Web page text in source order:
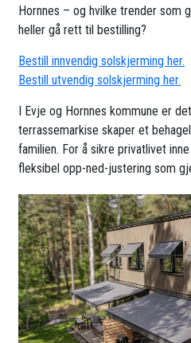
Hornnes – og hvilke trender som
heller gå rett til bestilling?
Bestill innvendig solskjerming her.
Bestill utvendig solskjerming her.
I Evje og Hornnes kommune er
terrassemarkise skaper et
familien. For å sikre privatlivet
fleksibel opp-ned-justering som